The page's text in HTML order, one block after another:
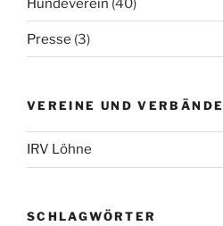
Hundeverein (40)
Presse (3)
VEREINE UND VERBÄNDE
IRV Löhne
SCHLAGWÖRTER